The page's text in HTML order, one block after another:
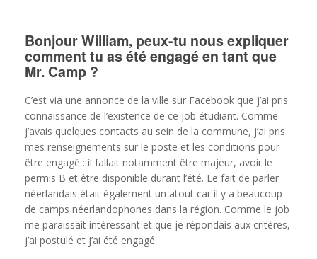
Bonjour William, peux-tu nous expliquer
comment tu as été engagé en tant que
Mr. Camp ?
C’est via une annonce de la ville sur Facebook que j’ai pris
connaissance de l’existence de ce job étudiant. Comme
j’avais quelques contacts au sein de la commune, j’ai pris
mes renseignements sur le poste et les conditions pour
être engagé : il fallait notamment être majeur, avoir le
permis B et être disponible durant l’été. Le fait de parler
néerlandais était également un atout car il y a beaucoup
de camps néerlandophones dans la région. Comme le job
me paraissait intéressant et que je répondais aux critères,
j’ai postulé et j’ai été engagé.